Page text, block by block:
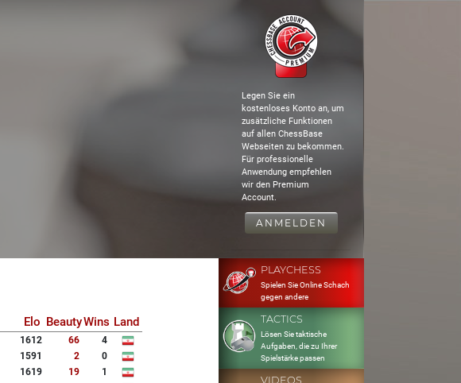
Legen Sie ein
kostenloses Konto an, um
zusätzliche Funktionen
auf allen ChessBase
Webseiten zu bekommen.
Für professionelle
Anwendung empfehlen
wir den Premium
Account.
ANMELDEN
Elo BeautyWins Land
1612 66
4
1591 2
0
1619 19
1
PLAYCHESS
Spielen Sie Online Schach
gegen andere
TACTICS
Lösen Sie taktische
Aufgaben, die zu Ihrer
Spielstärke passen
VIDEOS